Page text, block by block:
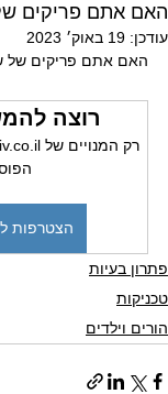
האם אתם פריקים
עודכן: 19 באוק׳ 2023
האם אתם פריקים של
רוצה
הצטרפות
פתרון בעיות
טכניקות
הורים וילדים